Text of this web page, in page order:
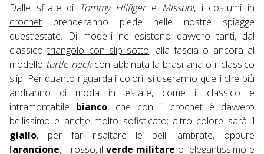
Dalle sfilate di Tommy Hilfigere Missoni, i costumi in
crochet prenderanno piede nelle nostre spiagge
quest’estate. Di modelli ne esistono davvero tanti, dal
classicotriangolo con slip sotto, alla fascia o ancora al
modello turtle neckcon abbinata la brasiliana o il classico
slip. Per quanto riguarda i colori, si useranno quelli che più
andranno di moda in estate, come il classico e
intramontabile bianco, che con il crochet è davvero
bellissimo e anche molto sofisticato; altro colore sarà il
giallo, per far risaltare le pelli ambrate, oppure
l’arancione, il rosso, il verde militare o l’elegantissimo e